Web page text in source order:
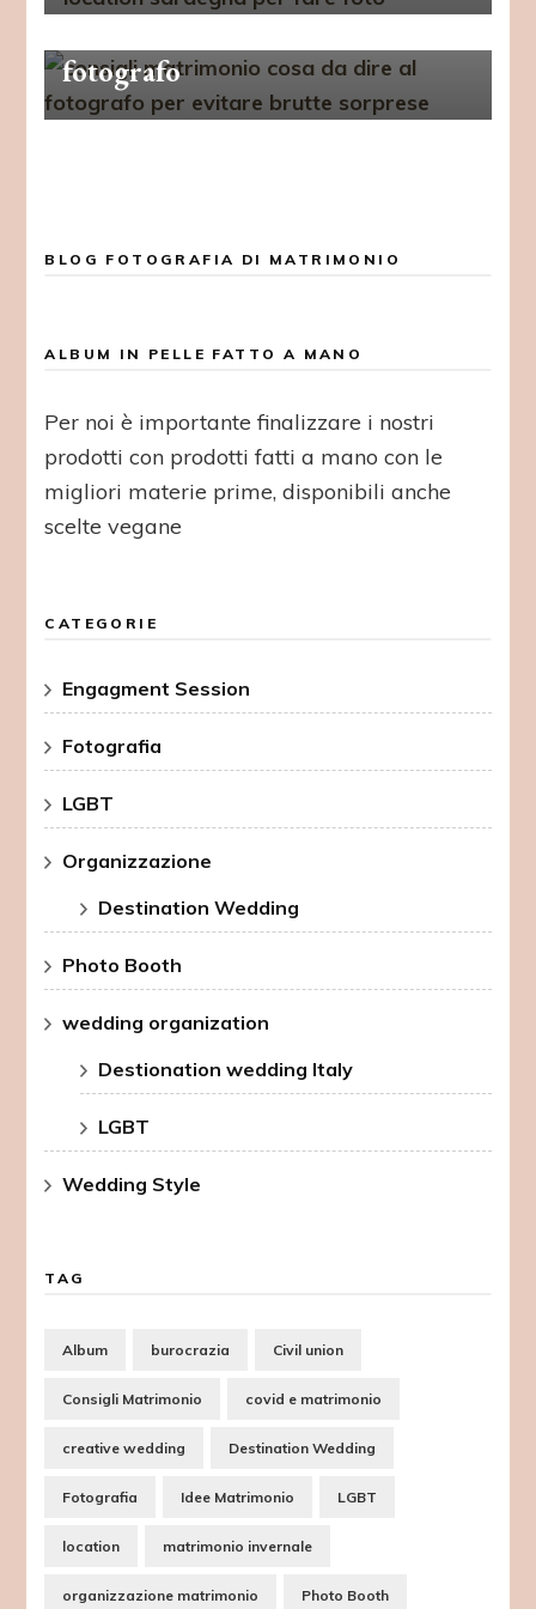
fotografo
BLOG FOTOGRAFIA DI MATRIMONIO
ALBUM IN PELLE FATTO A MANO
Per noi è importante finalizzare i nostri
prodotti con prodotti fatti a mano con le
migliori materie prime, disponibili anche
scelte vegane
CATEGORIE
Engagment Session
Fotografia
LGBT
Organizzazione
Destination Wedding
Photo Booth
wedding organization
Destionation wedding Italy
LGBT
Wedding Style
TAG
Album burocrazia Civil union
Consigli Matrimonio covid e matrimonio
creative wedding Destination Wedding
Fotografia Idee Matrimonio LGBT
location matrimonio invernale
organizzazione matrimonio Photo Booth